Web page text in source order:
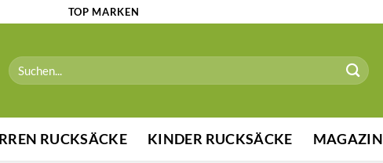
TOP MARKEN
Suchen
nach:
RUCKSÄCKE KINDER RUCKSÄCKE MAGAZIN